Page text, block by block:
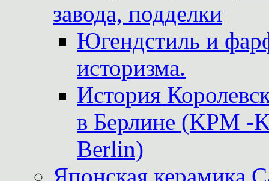
завода, подделки
Югендстиль и
историзма.
История
в Берлине (KPM -
Berlin)